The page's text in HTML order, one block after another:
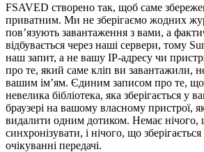
FSAVED створено так, щоб саме
приватним. Ми не зберігаємо жодних
пов’язують завантаження з вами, а
відбувається через наші сервери, тому
наш запит, а не вашу IP-адресу чи
про те, який саме кліп ви завантажили, не
вашим ім’ям. Єдиним записом про те, що
невелика бібліотека, яка зберігається у
браузері на вашому власному пристрої,
видалити одним дотиком. Немає нічого,
синхронізувати, і нічого, що зберігається
очікуванні передачі.